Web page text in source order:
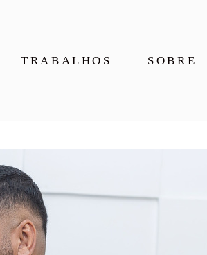
TRABALHOS SOBRE